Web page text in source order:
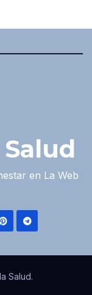
en La Web
Salud.